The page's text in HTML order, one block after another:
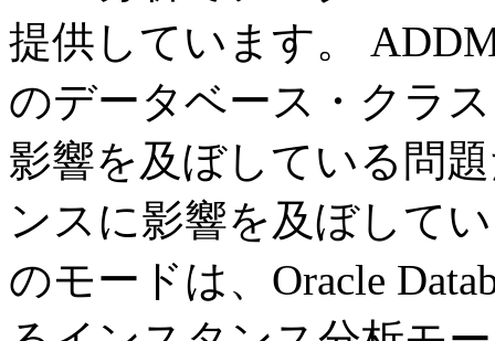
提供しています。
のデータベース・クラ
影響を及ぼしている問
ンスに影響を及ぼして
のモードは、Oracle